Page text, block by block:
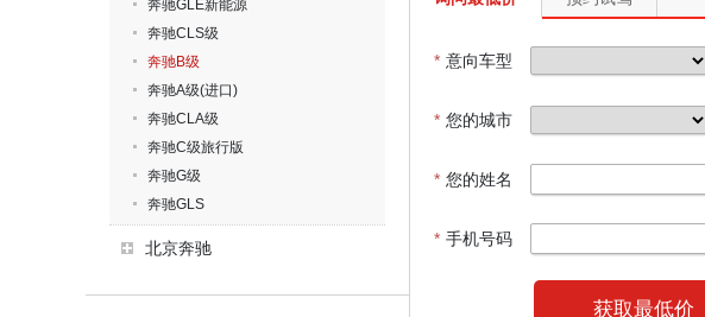
奔驰GLE新能源
奔驰CLS级
奔驰B级
奔驰A级(进口)
奔驰CLA级
奔驰C级旅行版
奔驰G级
奔驰GLS
北京奔驰
* 意向车型
* 您的城市
* 您的姓名
* 手机号码
获取最低价